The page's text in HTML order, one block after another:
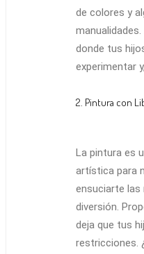
de colores y
donde tus
experimentar
2. Pintura con
La pintura es
artística para
ensuciarte las
diversión.
deja que tus
restricciones.